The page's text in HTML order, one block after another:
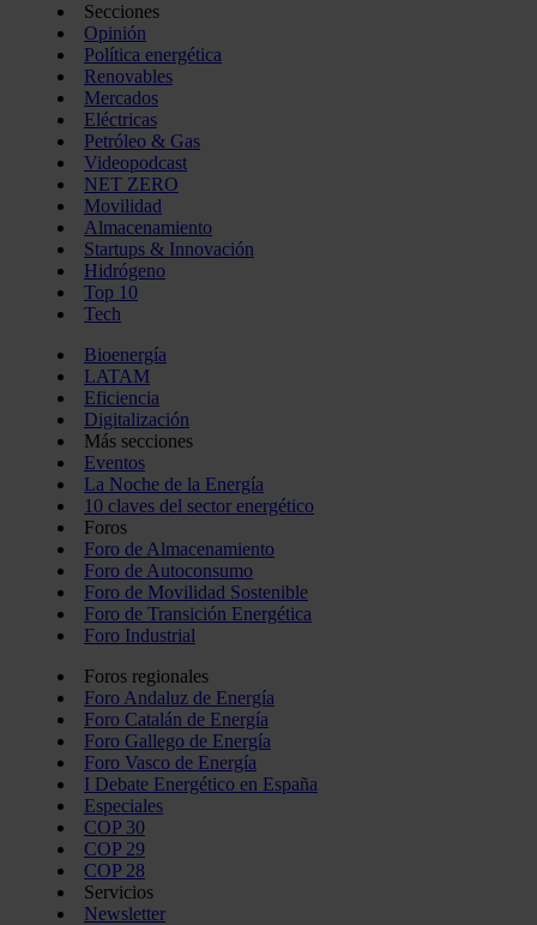
Secciones
Opinión
Política energética
Renovables
Mercados
Eléctricas
Petróleo & Gas
Videopodcast
NET ZERO
Movilidad
Almacenamiento
Startups & Innovación
Hidrógeno
Top 10
Tech
Bioenergía
LATAM
Eficiencia
Digitalización
Más secciones
Eventos
La Noche de la Energía
10 claves del sector energético
Foros
Foro de Almacenamiento
Foro de Autoconsumo
Foro de Movilidad Sostenible
Foro de Transición Energética
Foro Industrial
Foros regionales
Foro Andaluz de Energía
Foro Catalán de Energía
Foro Gallego de Energía
Foro Vasco de Energía
I Debate Energético en España
Especiales
COP 30
COP 29
COP 28
Servicios
Newsletter